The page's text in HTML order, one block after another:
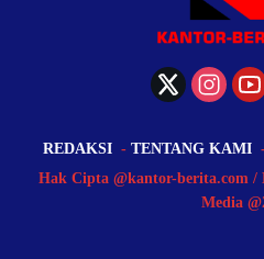
REDAKSI TENTANG KAMI
Hak Cipta @kantor-berita.com /
Media